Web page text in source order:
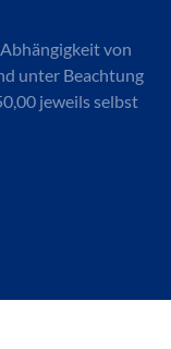
von
unter Beachtung
jeweils selbst